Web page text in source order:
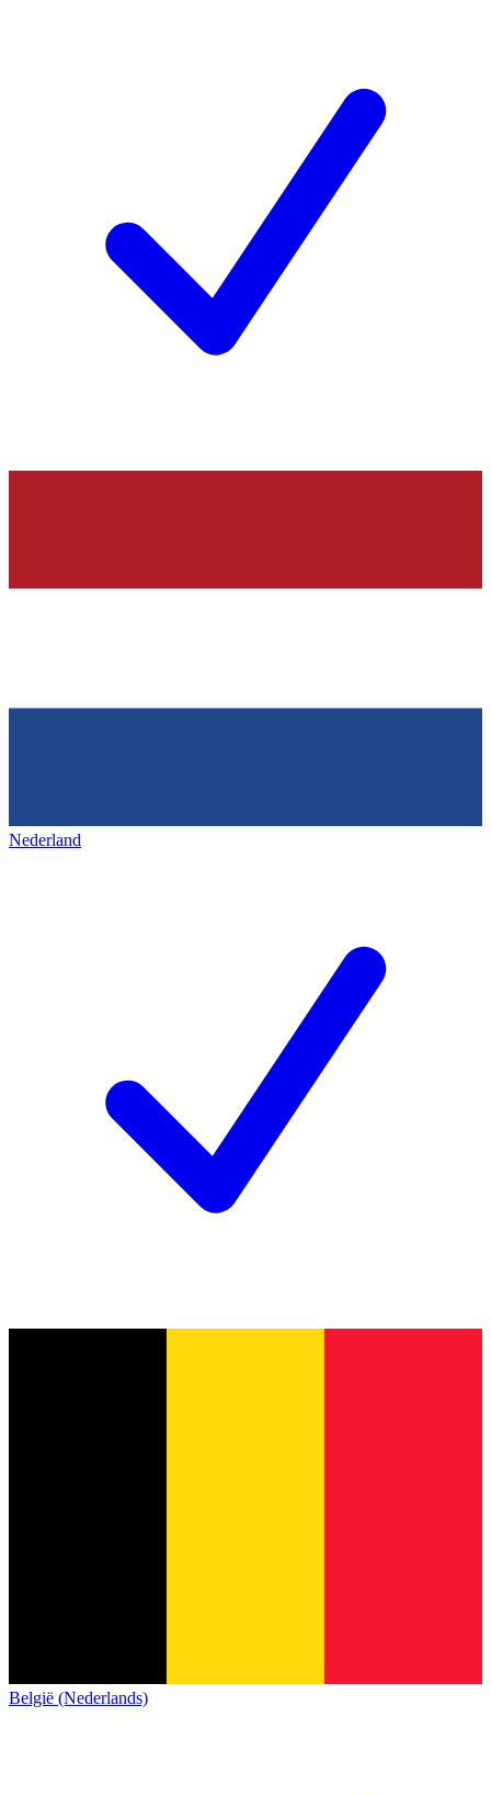
Nederland
België (Nederlands)